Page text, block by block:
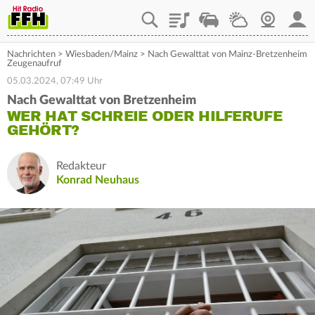
PlaylistStaupilotWetterWebcam
Nachrichten > Wiesbaden/Mainz > Nach Gewalttat von Mainz-Bretzenheim
Zeugenaufruf
05.03.2024, 07:49 Uhr
Nach Gewalttat von Bretzenheim
WER HAT SCHREIE ODER HILFERUFE
GEHÖRT?
Redakteur
Konrad Neuhaus